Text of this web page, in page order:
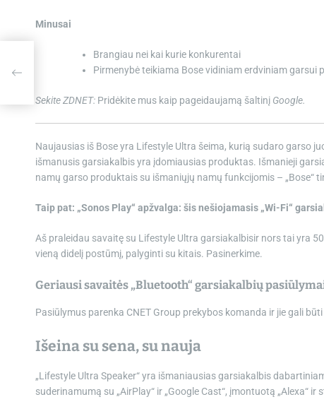
Minusai
Brangiau nei kai kurie konkurentai
Pirmenybė teikiama Bose vidiniam erdviniam garsui
Sekite ZDNET: Pridėkite mus kaip pageidaujamą šaltinį Google.
Naujausias iš Bose yra Lifestyle Ultra šeima, kurią sudaro garso
išmanusis garsiakalbis yra įdomiausias produktas. Išmanieji
namų garso produktais su išmaniųjų namų funkcijomis – „Bose“
Taip pat: „Sonos Play“ apžvalga: šis nešiojamasis „Wi-Fi“
Aš praleidau savaitę su Lifestyle Ultra garsiakalbisir nors tai yra
vieną didelį postūmį, palyginti su kitais. Pasinerkime.
Geriausi savaitės „Bluetooth“ garsiakalbių
Pasiūlymus parenka CNET Group prekybos komanda ir jie gali
Išeina su sena, su nauja
„Lifestyle Ultra Speaker“ yra išmaniausias garsiakalbis
suderinamumą su „AirPlay“ ir „Google Cast“, įmontuotą „Alexa“